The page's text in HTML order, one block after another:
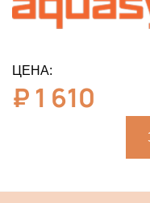
ЦЕНА:
₽ 1 610